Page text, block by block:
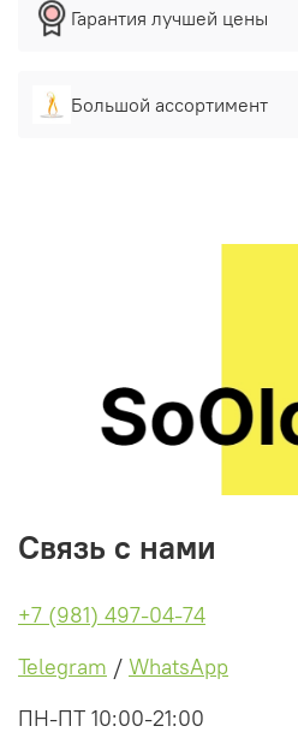
Гарантия лучшей цены
Большой ассортимент
Связь с нами
+7 (981) 497-04-74
Telegram / WhatsApp
ПН-ПТ 10:00-21:00